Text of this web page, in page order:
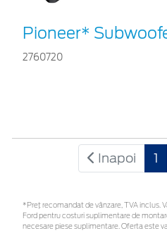
Pioneer*
2760720
Inapoi 1
*Preţ recomandat de vânzare, TVA inclus.
Ford pentru costuri suplimentare de
necesare piese suplimentare. Oferta este